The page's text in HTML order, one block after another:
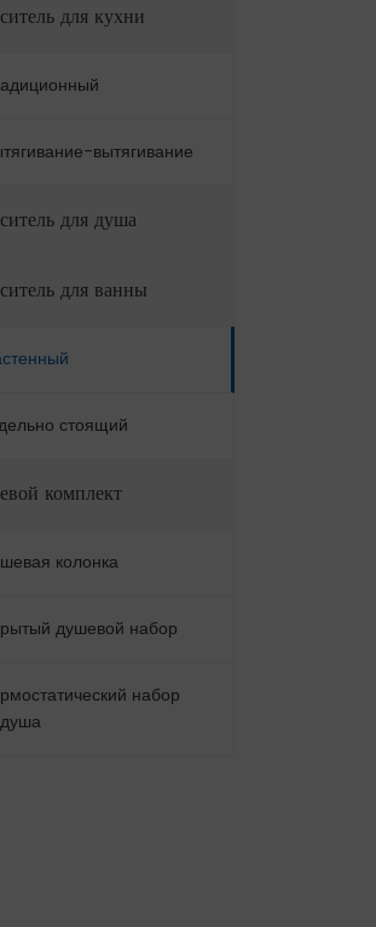
для кухни
вытягивание
для душа
для ванны
стоящий
комплект
колонка
душевой набор
набор